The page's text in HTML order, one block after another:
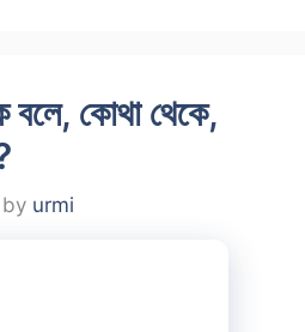
বলে, কোথা থেকে,
by urmi